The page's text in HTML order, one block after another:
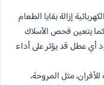
إزالة بقايا الطعام
يتعين فحص الأسلاك
أي عطل قد يؤثر على أداء
مثل المروحة،